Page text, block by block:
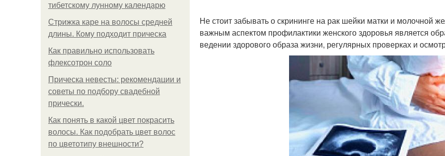
тибетскому лунному календарю
Стрижка каре на волосы средней
длины. Кому подходит прическа
Как правильно использовать
флексотрон соло
Прическа невесты: рекомендации и
советы по подбору свадебной
прически.
Как понять в какой цвет покрасить
волосы. Как подобрать цвет волос
по цветотипу внешности?
Не стоит забывать о скрининге на рак шейки матки и молочной
важным аспектом профилактики женского здоровья является
ведении здорового образа жизни, регулярных проверках и